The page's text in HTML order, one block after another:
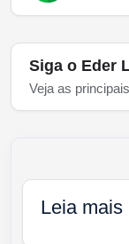
Siga o Eder
Veja as
Leia mais